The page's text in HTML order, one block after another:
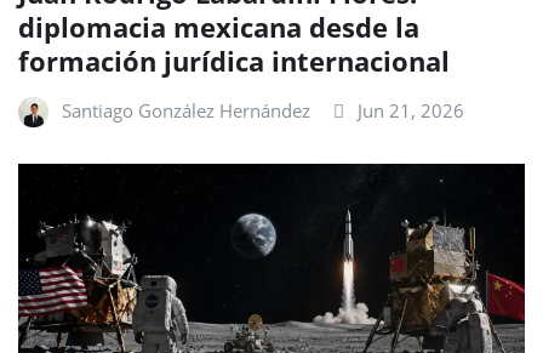
diplomacia mexicana desde la
formación jurídica internacional
Santiago González Hernández Jun 21, 2026